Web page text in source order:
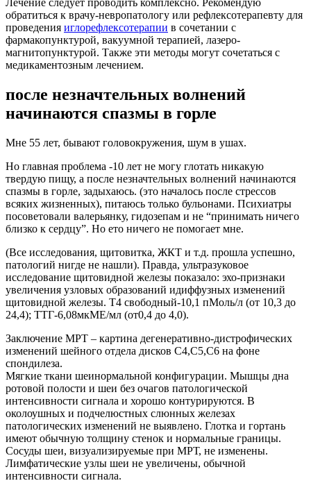
Лечение следует проводить комплексно. Рекомендую
обратиться к врачу-невропатологу или рефлексотерапевту для
проведения иглорефлексотерапии в сочетании с
фармакопунктурой, вакуумной терапией, лазеро-
магнитопунктурой. Также эти методы могут сочетаться с
медикаментозным лечением.
после незначтельных волнений
начинаются спазмы в горле
Мне 55 лет, бывают головокружения, шум в ушах.
Но главная проблема -10 лет не могу глотать никакую
твердую пищу, а после незначтельных волнений начинаются
спазмы в горле, задыхаюсь. (это началось после стрессов
всяких жизненных), питаюсь только бульонами. Психиатры
посоветовали валерьянку, гидозепам и не “принимать ничего
близко к сердцу”. Но ето ничего не помогает мне.
(Все исследования, щитовитка, ЖКТ и т.д. прошла успешно,
патологий нигде не нашли). Правда, ультразуковое
исследование щитовидной железы показало: эхо-признаки
увеличения узловых образований идиффузных изменений
щитовидной железы. Т4 свободный-10,1 пМоль/л (от 10,3 до
24,4); ТТГ-6,08мкМЕ/мл (от0,4 до 4,0).
Заключение МРТ – картина дегенеративно-дистрофических
изменений шейного отдела дисков С4,С5,С6 на фоне
спондилеза.
Мягкие ткани шеинормальной конфигурации. Мышцы дна
ротовой полости и шеи без очагов патологической
интенсивности сигнала и хорошо контурируются. В
околоушных и подчелюстных слюнных железах
патологических изменений не выявлено. Глотка и гортань
имеют обычную толщину стенок и нормальные границы.
Сосуды шеи, визуализируемые при МРТ, не изменены.
Лимфатические узлы шеи не увеличены, обычной
интенсивности сигнала.